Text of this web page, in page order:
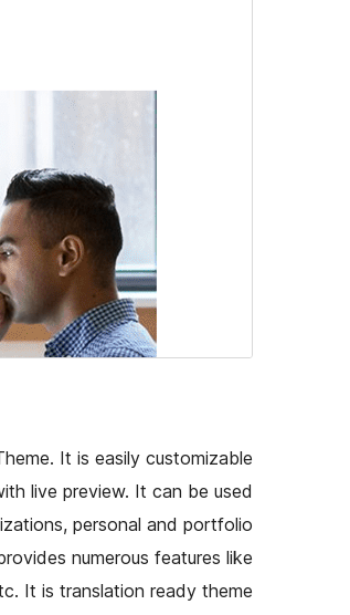
It is easily customizable
live preview. It can be used
personal and portfolio
numerous features like
It is translation ready theme.